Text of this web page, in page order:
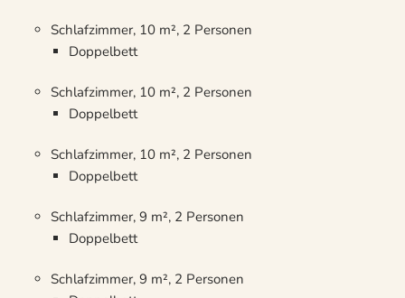
Schlafzimmer, 10 m², 2 Personen
Doppelbett
Schlafzimmer, 10 m², 2 Personen
Doppelbett
Schlafzimmer, 10 m², 2 Personen
Doppelbett
Schlafzimmer, 9 m², 2 Personen
Doppelbett
Schlafzimmer, 9 m², 2 Personen